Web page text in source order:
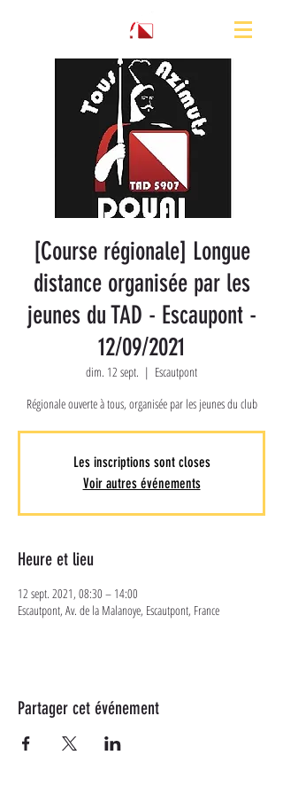
[Course régionale] Longue
distance organisée par les
jeunes du TAD - Escaupont -
12/09/2021
dim. 12 sept.
  |
Escautpont
Régionale ouverte à tous, organisée par les jeunes du club
Les inscriptions sont closes
Voir autres événements
Heure et lieu
12 sept. 2021, 08:30 – 14:00
Escautpont, Av. de la Malanoye, Escautpont, France
Partager cet événement